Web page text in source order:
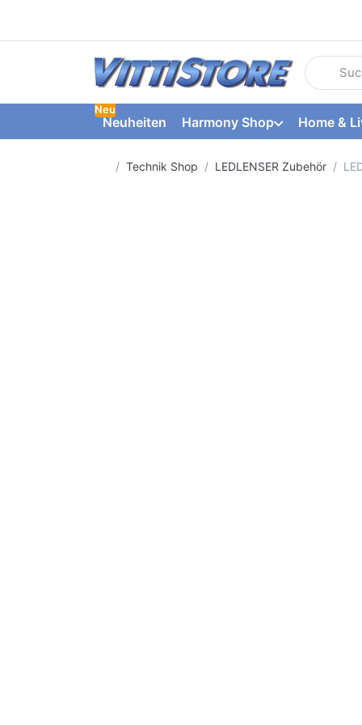
Geben
Neuheiten
Neu
Harmony Shop Home &
Startseite
Technik Shop LEDLENSER Zubehör